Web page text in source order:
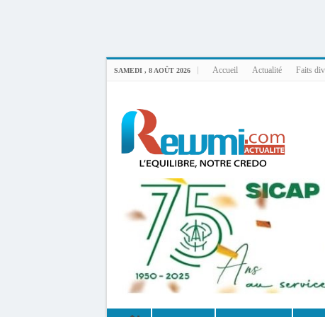
SAMEDI , 8 AOÛT 2026 Accueil Actualité Faits